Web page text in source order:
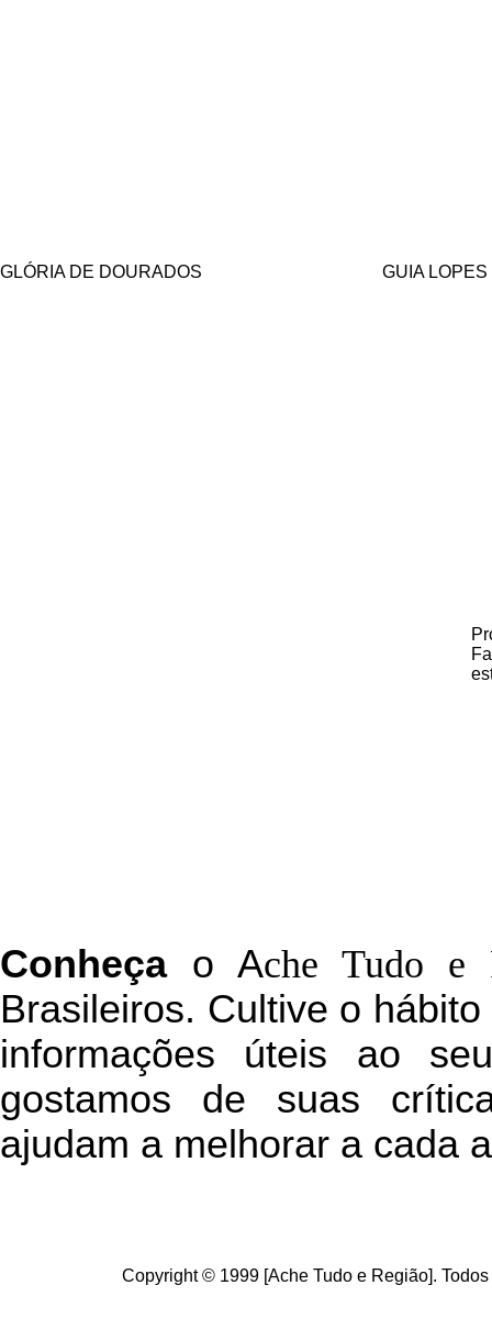
GLÓRIA DE DOURADOS GUIA
Conheçao Ache Tudo e
Brasileiros. Cultive o
informações úteis ao
gostamos de suas
ajudam a melhorar a cada
Copyright © 1999 [Ache Tudo e Região].